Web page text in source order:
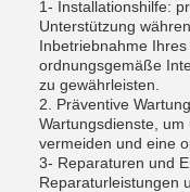
1- Installationshilfe:
Unterstützung
Inbetriebnahme
ordnungsgemäße
zu gewährleisten.
2. Präventive
Wartungsdienste,
vermeiden und eine
3- Reparaturen und
Reparaturleistungen